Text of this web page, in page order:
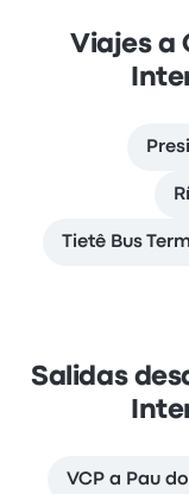
Viajes a
Tietê Bus
Salidas
VCP a Pau